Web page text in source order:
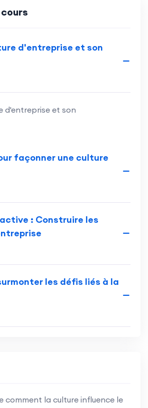
d'entreprise et son
d'entreprise et son
façonner une culture
: Construire les
les défis liés à la
comment la culture influence le